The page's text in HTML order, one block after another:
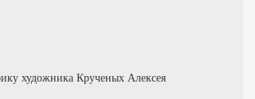
художника Крученых Алексея